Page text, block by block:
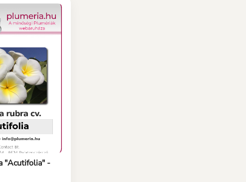
"Acutifolia" -